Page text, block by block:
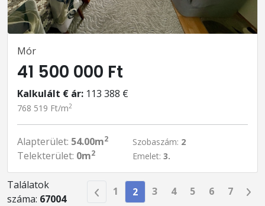
Mór
41 500 000 Ft
Kalkulált € ár: 113 388 €
768 519 Ft/m2
Alapterület: 54.00m2
Telekterület: 0m2
Szobaszám: 2
Emelet: 3.
Találatok
száma: 67004
1 2 3 4 5 6 7